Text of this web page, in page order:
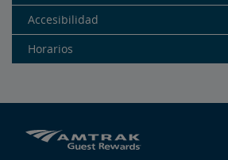
Accesibilidad
Horarios